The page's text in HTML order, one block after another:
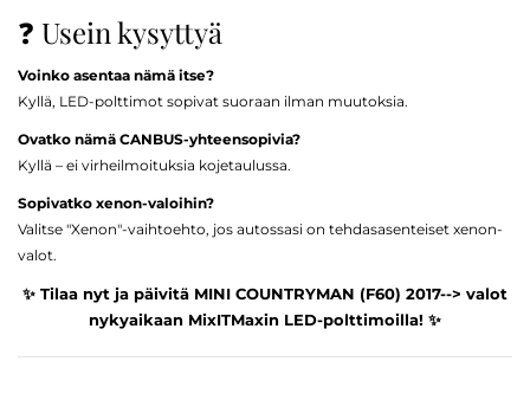
❓ Usein kysyttyä
Voinko asentaa nämä itse?
Kyllä, LED-polttimot sopivat suoraan ilman muutoksia.
Ovatko nämä CANBUS-yhteensopivia?
Kyllä – ei virheilmoituksia kojetaulussa.
Sopivatko xenon-valoihin?
Valitse "Xenon"-vaihtoehto, jos autossasi on tehdasasenteiset xenon-
valot.
✨ Tilaa nyt ja päivitä MINI COUNTRYMAN (F60) 2017--> valot
nykyaikaan MixITMaxin LED-polttimoilla! ✨